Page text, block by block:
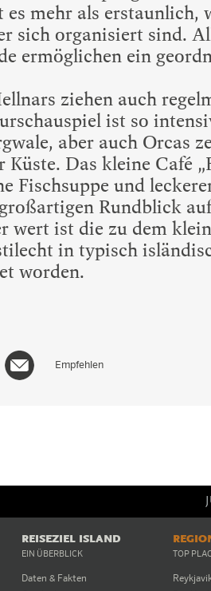
mehr als erstaunlich,
sich organisiert sind.
ermöglichen ein
ziehen auch
ist so
aber auch Orcas
Küste. Das kleine Café
Fischsuppe und
Rundblick
wert ist die zu dem
in typisch
worden.
Empfehlen
REISEZIEL ISLAND
EIN ÜBERBLICK
Daten & Fakten
TOP